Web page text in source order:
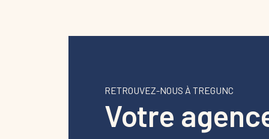
Votre
RETROUVEZ-NOUS À TREGUNC